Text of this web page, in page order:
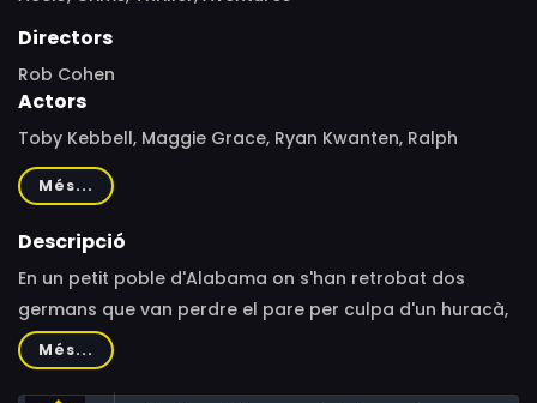
Directors
Rob Cohen
Actors
Toby Kebbell, Maggie Grace, Ryan Kwanten, Ralph
Ineson, Melissa Bolona, Ben Cross, Christian Contreras,
Jimmy Walker, Mark Basnight, Erik Rondell, Mark Rhino
Smith, Jamie Andrew Cutler, Ed Birch, Moyo Akandé,
Més...
Descripció
En un petit poble d'Alabama on s'han retrobat dos
germans que van perdre el pare per culpa d'un huracà,
s'apropa Tammy, un gran huracà.
Més...